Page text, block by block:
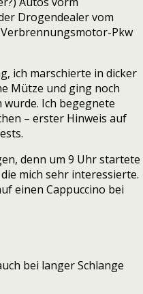
Drogendealer vom
Verbrennungsmotor-Pkw
ich marschierte in dicker
Mütze und ging noch
Ich begegnete
– erster Hinweis auf
denn um 9 Uhr startete
mich sehr interessierte.
einen Cappuccino bei
bei langer Schlange